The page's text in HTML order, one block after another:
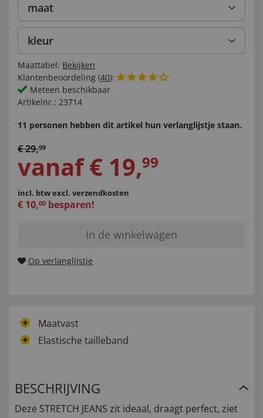
maat
kleur
Maattabel: Bekijken
Klantenbeoordeling (40):
Meteen beschikbaar
Artikelnr.: 23714
11 personen hebben dit artikel hun verlanglijstje staan.
€29,99
vanaf € 19,99
incl. btwexcl. verzendkosten
€ 10,00 besparen!
In de winkelwagen
Op verlanglijstje
Maatvast
Elastische tailleband
BESCHRIJVING
Deze STRETCH JEANS zit ideaal, draagt perfect, ziet